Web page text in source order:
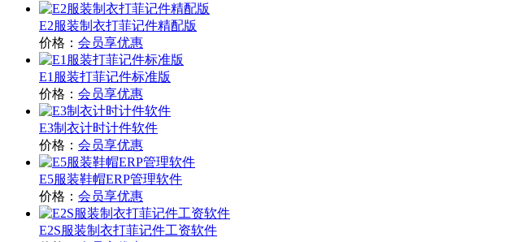
E2服装制衣打菲记件精配版
价格： 会员享优惠
E1服装打菲记件标准版
价格： 会员享优惠
E3制衣计时计件软件
价格： 会员享优惠
E5服装鞋帽ERP管理软件
价格： 会员享优惠
E2S服装制衣打菲记件工资软件